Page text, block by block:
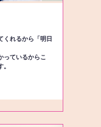
くれるから「明日
っているからこ